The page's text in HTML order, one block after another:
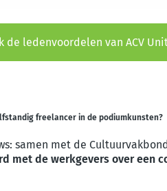
de ledenvoordelen van ACV
freelancer in de podiumkunsten?
samen met de
met de werkgevers over een